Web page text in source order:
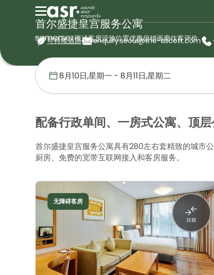
概述客房设施位置优惠促销画廊住客评价
首尔盛捷皇宫服务公寓
可持续酒店 enquiry.seoul@the-ascott.com
首页 盛捷服务公寓 韩国 首尔盛捷皇宫服务公寓
配备行政单间、一房式公寓、顶
首尔盛捷皇宫服务公寓具有280左右套精致的城市
厨房、免费的宽带互联网接入和客房服务。
无障碍客房
比较